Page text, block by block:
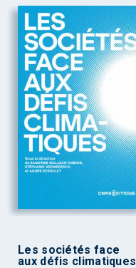
Les sociétés face
aux défis climatiques